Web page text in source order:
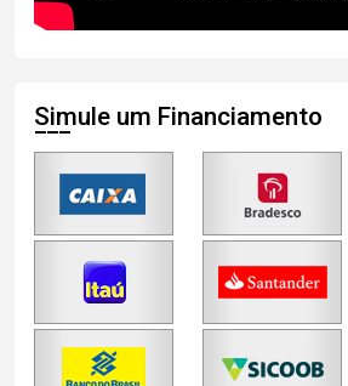
Simule um Financiamento